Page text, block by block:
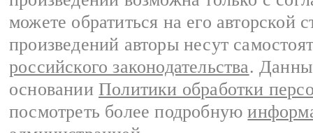
можете обратиться на его авторской
произведений авторы несут
российского законодательства.
основании Политики обработки
посмотреть более подробную